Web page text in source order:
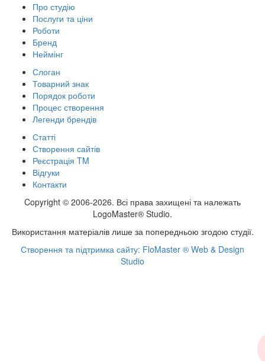
Про студію
Послуги та ціни
Роботи
Бренд
Неймінг
Слоган
Товарний знак
Порядок роботи
Процес створення
Легенди брендів
Статті
Створення сайтів
Реєстрація TM
Відгуки
Контакти
Copyright © 2006-2026. Всі права захищені та належать
LogoMaster® Studio.
Використання матеріалів лише за попередньою згодою студії.
Створення та підтримка сайту: FloMaster ® Web & Design
Studio